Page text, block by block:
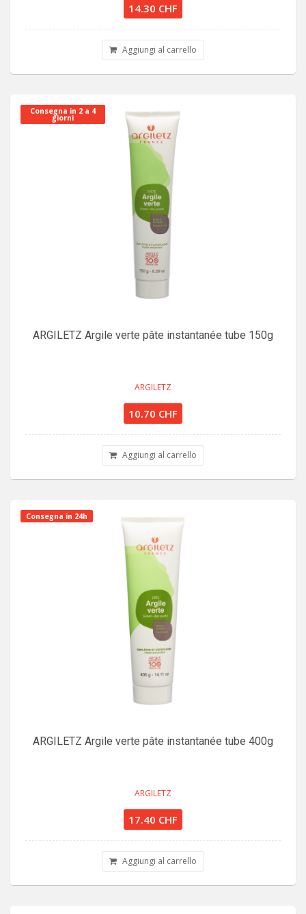
14.30 CHF
Aggiungi al carrello
Consegna in 2 a 4
giorni
ARGILETZ Argile verte pâte instantanée tube 150g
ARGILETZ
10.70 CHF
Aggiungi al carrello
Consegna in 24h
ARGILETZ Argile verte pâte instantanée tube 400g
ARGILETZ
17.40 CHF
Aggiungi al carrello